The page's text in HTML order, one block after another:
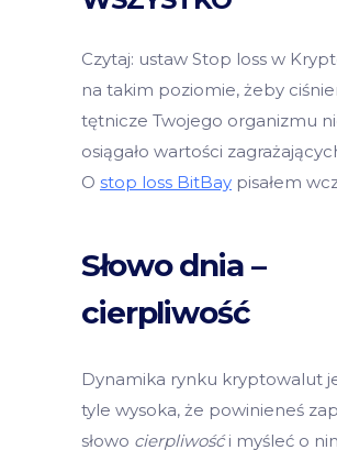
Czytaj: ustaw Stop loss w
na takim poziomie, żeby
tętnicze Twojego organizmu
osiągało wartości
O stop loss BitBay pisałem
Słowo dnia –
cierpliwość
Dynamika rynku kryptowalut
tyle wysoka, że powinieneś
słowo cierpliwośći myśleć o